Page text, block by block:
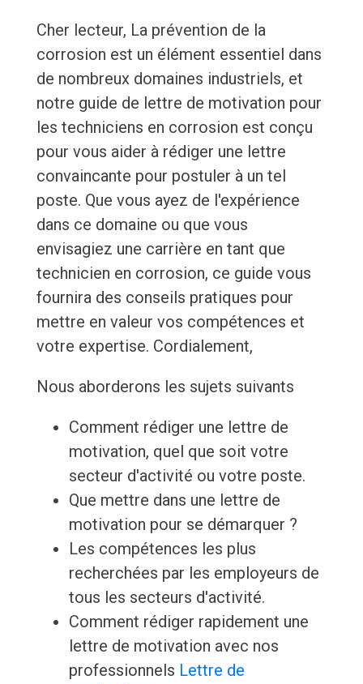
Cher lecteur, La prévention de la
corrosion est un élément essentiel dans
de nombreux domaines industriels, et
notre guide de lettre de motivation pour
les techniciens en corrosion est conçu
pour vous aider à rédiger une lettre
convaincante pour postuler à un tel
poste. Que vous ayez de l'expérience
dans ce domaine ou que vous
envisagiez une carrière en tant que
technicien en corrosion, ce guide vous
fournira des conseils pratiques pour
mettre en valeur vos compétences et
votre expertise. Cordialement,
Nous aborderons les sujets suivants
Comment rédiger une lettre de
motivation, quel que soit votre
secteur d'activité ou votre poste.
Que mettre dans une lettre de
motivation pour se démarquer ?
Les compétences les plus
recherchées par les employeurs de
tous les secteurs d'activité.
Comment rédiger rapidement une
lettre de motivation avec nos
professionnels Lettre de